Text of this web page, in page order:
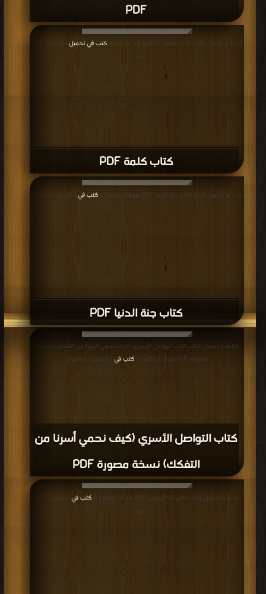
PDF
كتاب كلمة PDF
قراءة و تحميل كتاب كتاب كلمة PDF مجانا | مكتبة > كتب في تحميل
| التحميل : مرة/
مرات
كتاب جنة الدنيا PDF
قراءة و تحميل كتاب كتاب جنة الدنيا PDF مجانا | مكتبة > كتب في | التحميل : مرة/مرات
كتاب التواصل الأسري (كيف نحمي أسرنا من
التفكك) نسخة مصورة PDF
قراءة و تحميل كتاب كتاب التواصل الأسري (كيف نحمي أسرنا من التفكك) نسخة
مصورة PDF مجانا | مكتبة >
كتب في | التحميل : مرة/مرات
قراءة و تحميل كتاب كتاب 40 أربعون PDF مجانا | مكتبة > كتب في | التحميل : مرة/
مرات